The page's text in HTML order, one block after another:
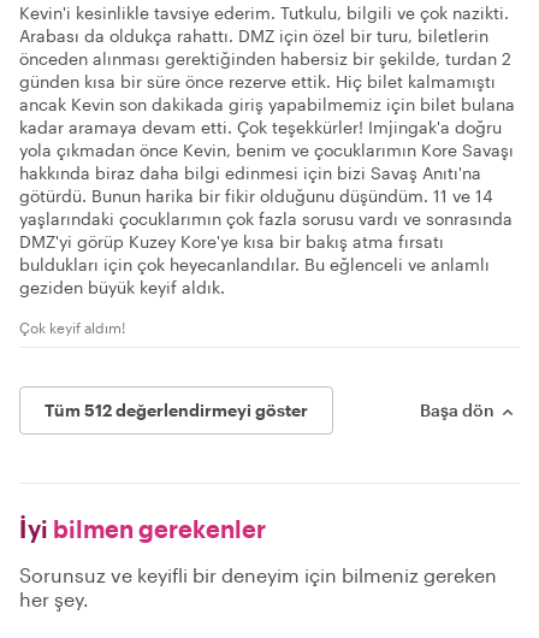
Kevin'i kesinlikle tavsiye ederim. Tutkulu, bilgili ve çok nazikti.
Arabası da oldukça rahattı. DMZ için özel bir turu, biletlerin
önceden alınması gerektiğinden habersiz bir şekilde, turdan 2
günden kısa bir süre önce rezerve ettik. Hiç bilet kalmamıştı
ancak Kevin son dakikada giriş yapabilmemiz için bilet bulana
kadar aramaya devam etti. Çok teşekkürler! Imjingak'a doğru
yola çıkmadan önce Kevin, benim ve çocuklarımın Kore Savaşı
hakkında biraz daha bilgi edinmesi için bizi Savaş Anıtı'na
götürdü. Bunun harika bir fikir olduğunu düşündüm. 11 ve 14
yaşlarındaki çocuklarımın çok fazla sorusu vardı ve sonrasında
DMZ'yi görüp Kuzey Kore'ye kısa bir bakış atma fırsatı
buldukları için çok heyecanlandılar. Bu eğlenceli ve anlamlı
geziden büyük keyif aldık.
Çok keyif aldım!
Tüm 512 değerlendirmeyi göster Başa dön
İyi bilmen gerekenler
Sorunsuz ve keyifli bir deneyim için bilmeniz gereken
her şey.